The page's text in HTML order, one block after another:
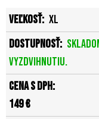
XL
vyzdvihnutiu.
149 €